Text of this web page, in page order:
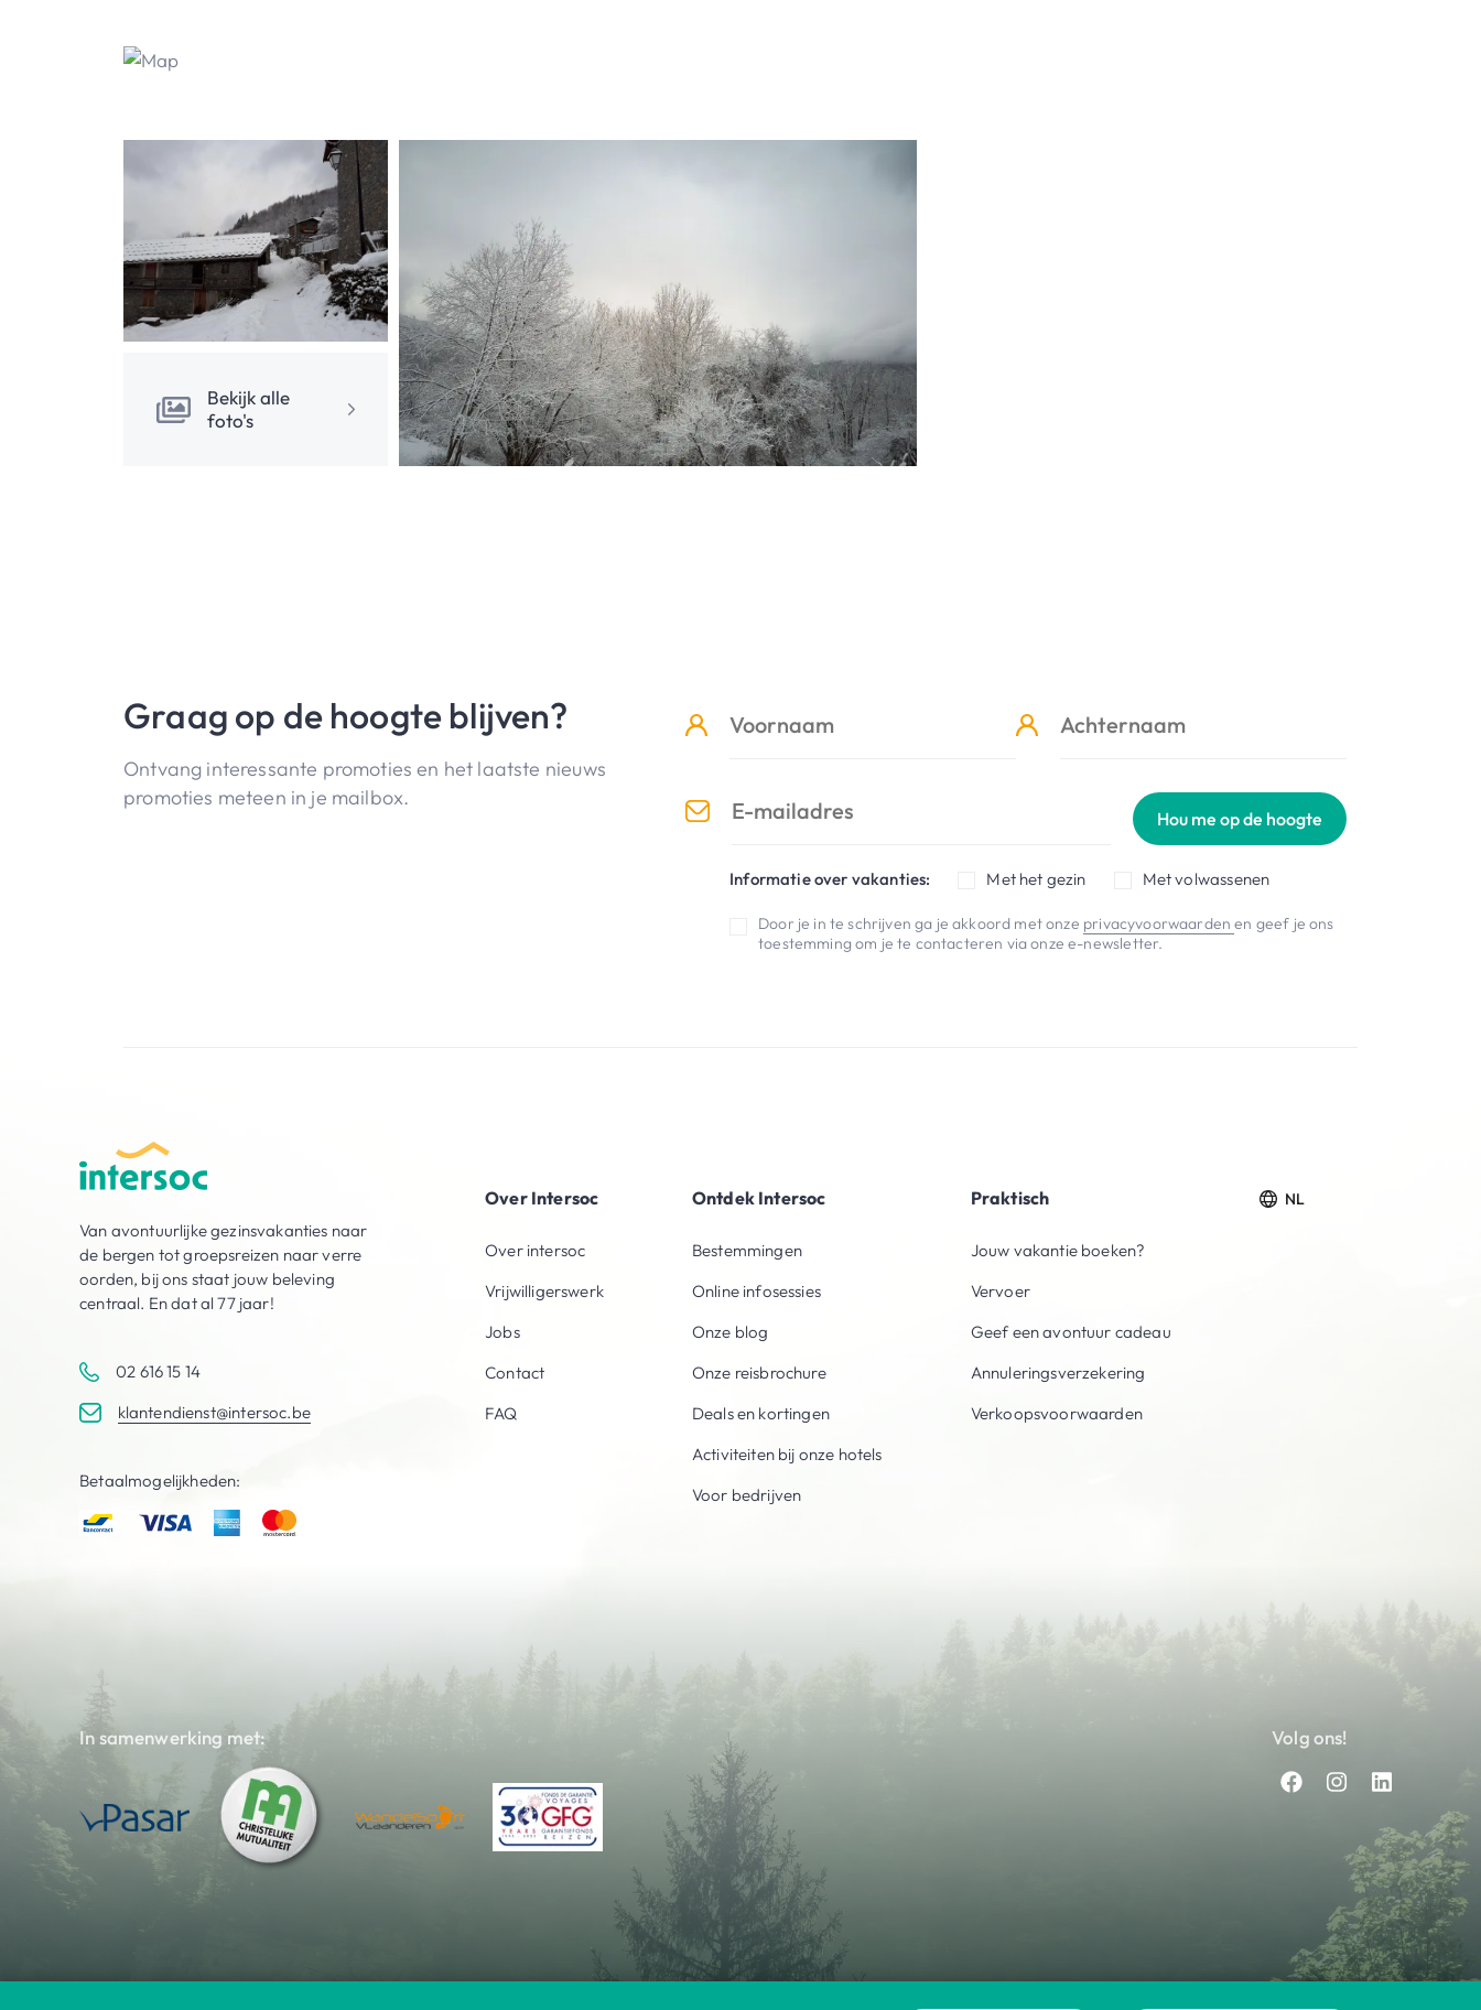
Bekijk alle
foto's
Graag op de hoogte blijven?
Ontvang interessante promoties en het laatste nieuws
promoties meteen in je mailbox.
Hou me op de hoogte
Informatie over vakanties: Met het gezin Met volwassenen
Door je in te schrijven ga je akkoord met onze privacyvoorwaardenen geef je ons
toestemming om je te contacteren via onze e-newsletter.
Van avontuurlijke gezinsvakanties naar
de bergen tot groepsreizen naar verre
oorden, bij ons staat jouw beleving
centraal. En dat al 77 jaar!
02 616 15 14
klantendienst@intersoc.be
Betaalmogelijkheden:
Over Intersoc
Over intersoc
Vrijwilligerswerk
Jobs
Contact
FAQ
Ontdek Intersoc
Bestemmingen
Online infosessies
Onze blog
Onze reisbrochure
Deals en kortingen
Activiteiten bij onze hotels
Voor bedrijven
Praktisch
Jouw vakantie boeken?
Vervoer
Geef een avontuur cadeau
Annuleringsverzekering
Verkoopsvoorwaarden
NL
In samenwerking met: Volg ons!